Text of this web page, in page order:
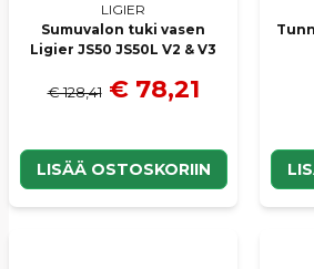
LIGIER
Sumuvalon tuki vasen
Ligier JS50 JS50L V2 & V3
€ 128,41 € 78,21
LISÄÄ OSTOSKORIIN